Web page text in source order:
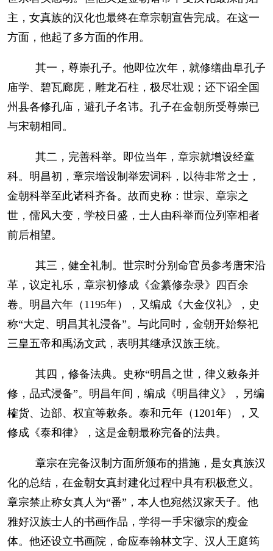
主，女真族的汉化也最终在章宗朝宣告完成。在这一
方面，他起了多方面的作用。
其一，尊崇孔子。他即位次年，就修缮曲阜孔子
庙学、碧瓦廊庑，雕龙石柱，极尽壮观；还下诏全国
州县各修孔庙，避孔子名讳。孔子在金朝所受尊崇已
与宋朝相同。
其二，完善科举。即位当年，章宗就增设经童
科。明昌初，章宗增设制举宏词科，以待非常之士，
金朝科举至此诸科齐备。故而史称：世宗、章宗之
世，儒风大变，学校日盛，士人由科举而位列宰相者
前后相望。
其三，健全礼制。世宗时分别命官员参考唐宋沿
革，议定礼乐，章宗初修成《金纂修杂录》四百余
卷。明昌六年（1195年），又编成《大金仪礼》，史
称“大定、明昌其礼浸备”。与此同时，金朝开始祭祀
三皇五帝和禹汤文武，表明其继承汉族王统。
其四，修备法典。史称“明昌之世，律义敕条并
修，品式浸备”。明昌年间，编成《明昌律义》，另编
榷货、边部、权宜等敕条。泰和元年（1201年），又
修成《泰和律》，这是金朝最称完备的法典。
章宗在完备汉制方面所颁布的措施，是女真族汉
化的总结，在金朝女真封建化过程中具有积极意义。
章宗禁止称女真人为“番”，本人也宛然汉家天子。他
雅好汉族士人的书画作品，学得一手宋徽宗的瘦金
体。他还设立书画院，命应奉翰林文字、汉人王庭筠